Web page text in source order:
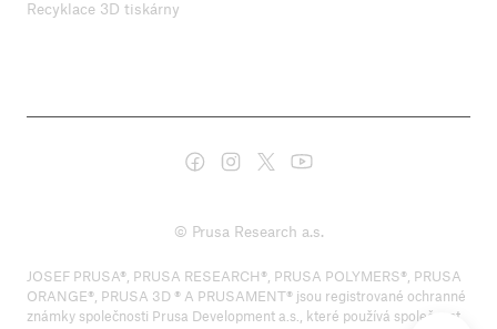
Recyklace 3D tiskárny
© Prusa Research a.s.
JOSEF PRUSA®, PRUSA RESEARCH®, PRUSA POLYMERS®, PRUSA
ORANGE®, PRUSA 3D ® A PRUSAMENT® jsou registrované ochranné
známky společnosti Prusa Development a.s., které používá společnost